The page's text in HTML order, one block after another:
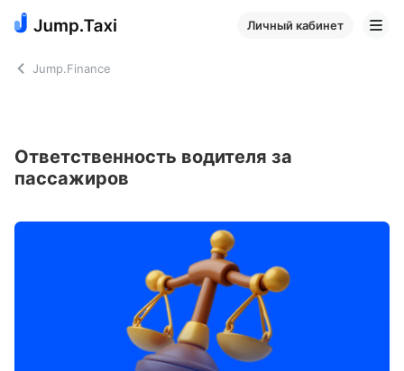
Личный кабинет
Jump.Finance
Ответственность водителя за
пассажиров